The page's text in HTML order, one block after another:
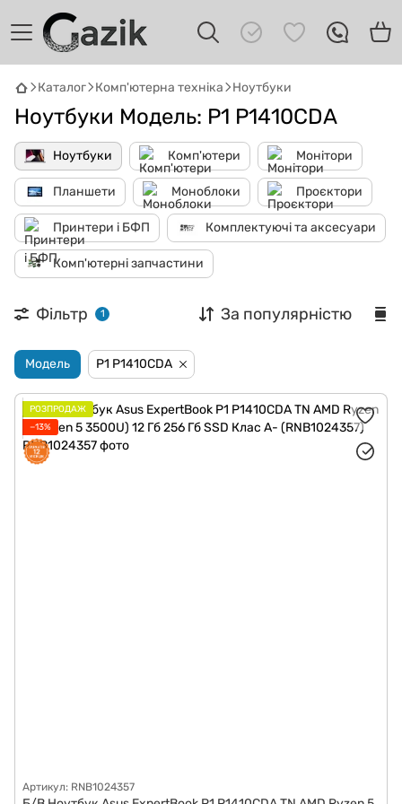
Каталог Комп'ютерна техніка Ноутбуки
Ноутбуки Модель: P1 P1410CDA
Ноутбуки Комп'ютери Монітори
Планшети Моноблоки Проєктори
Принтери і БФП Комплектуючі та аксесуари
Комп'ютерні запчастини
Фільтр 1 За популярністю
Модель P1 P1410CDA
РОЗПРОДАЖ
−13%
Артикул: RNB1024357
GAZIKAI
Онлайн · пошук техніки
Привіт! 👋 Я Gazik AI — допоможу
підібрати вживану комп'ютерну техніку.
Що шукаєш?